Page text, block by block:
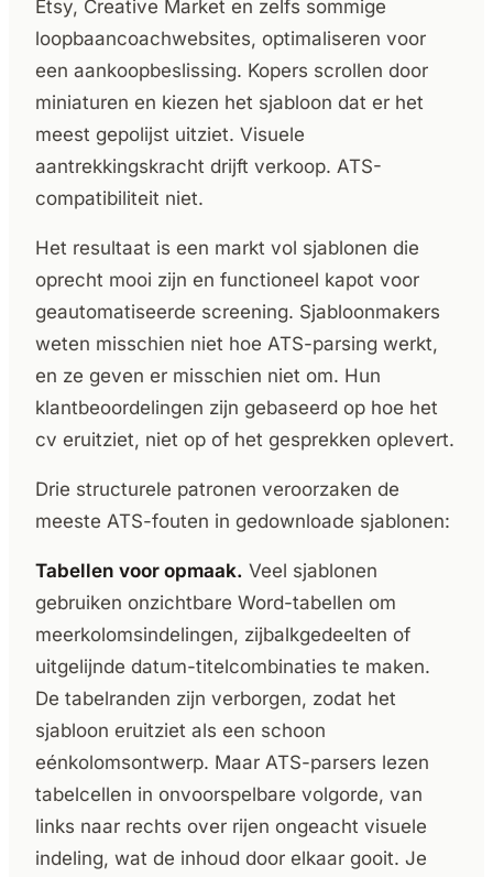
Etsy, Creative Market en zelfs sommige
loopbaancoachwebsites, optimaliseren voor
een aankoopbeslissing. Kopers scrollen door
miniaturen en kiezen het sjabloon dat er het
meest gepolijst uitziet. Visuele
aantrekkingskracht drijft verkoop. ATS-
compatibiliteit niet.
Het resultaat is een markt vol sjablonen die
oprecht mooi zijn en functioneel kapot voor
geautomatiseerde screening. Sjabloonmakers
weten misschien niet hoe ATS-parsing werkt,
en ze geven er misschien niet om. Hun
klantbeoordelingen zijn gebaseerd op hoe het
cv eruitziet, niet op of het gesprekken oplevert.
Drie structurele patronen veroorzaken de
meeste ATS-fouten in gedownloade sjablonen:
Tabellen voor opmaak. Veel sjablonen
gebruiken onzichtbare Word-tabellen om
meerkolomsindelingen, zijbalkgedeelten of
uitgelijnde datum-titelcombinaties te maken.
De tabelranden zijn verborgen, zodat het
sjabloon eruitziet als een schoon
eénkolomsontwerp. Maar ATS-parsers lezen
tabelcellen in onvoorspelbare volgorde, van
links naar rechts over rijen ongeacht visuele
indeling, wat de inhoud door elkaar gooit. Je